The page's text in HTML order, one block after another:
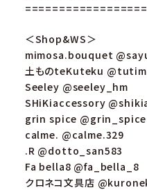
＜Shop&WS＞
mimosa.bouquet
土ものteKuteku
Seeley @seeley_hm
SHiKiaccessory
grin spice @grin_spice
calme. @calme.329
.R @dotto_san583
Fa bella8 @fa_bella_8
クロネコ文具店